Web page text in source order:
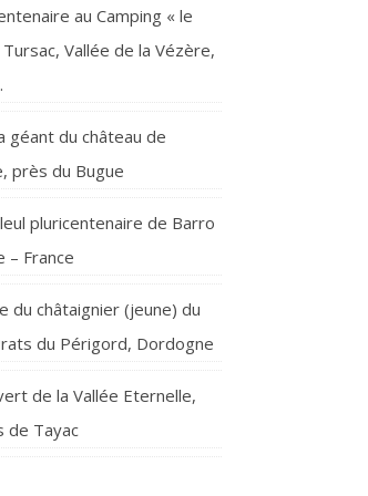
au Camping « le
Vallée de la Vézère,
géant du château de
près du Bugue
pluricentenaire de Barro
– France
du châtaignier (jeune) du
du Périgord, Dordogne
de la Vallée Eternelle,
de Tayac